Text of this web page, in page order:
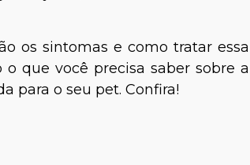
os sintomas e como tratar essa
que você precisa saber sobre a
para o seu pet. Confira!